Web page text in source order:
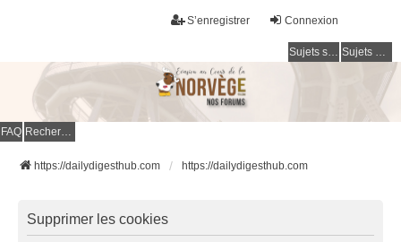
Connexion
S’enregistrer
Sujets sans réponse Sujets actifs
FAQ Rechercher
https://dailydigesthub.com https://dailydigesthub.com
Supprimer les cookies